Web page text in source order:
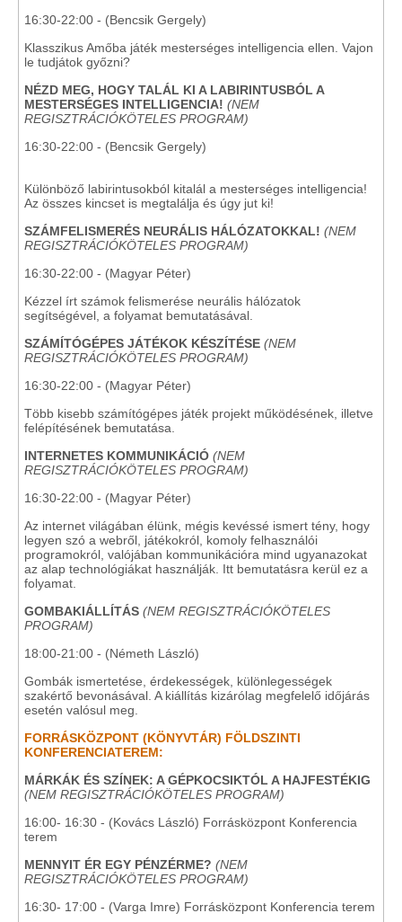
16:30-22:00 - (Bencsik Gergely)
Klasszikus Amőba játék mesterséges intelligencia ellen. Vajon
le tudjátok győzni?
NÉZD MEG, HOGY TALÁL KI A LABIRINTUSBÓL A
MESTERSÉGES INTELLIGENCIA! (NEM
REGISZTRÁCIÓKÖTELES PROGRAM)
16:30-22:00 - (Bencsik Gergely)
Különböző labirintusokból kitalál a mesterséges intelligencia!
Az összes kincset is megtalálja és úgy jut ki!
SZÁMFELISMERÉS NEURÁLIS HÁLÓZATOKKAL! (NEM
REGISZTRÁCIÓKÖTELES PROGRAM)
16:30-22:00 - (Magyar Péter)
Kézzel írt számok felismerése neurális hálózatok
segítségével, a folyamat bemutatásával.
SZÁMÍTÓGÉPES JÁTÉKOK KÉSZÍTÉSE (NEM
REGISZTRÁCIÓKÖTELES PROGRAM)
16:30-22:00 - (Magyar Péter)
Több kisebb számítógépes játék projekt működésének, illetve
felépítésének bemutatása.
INTERNETES KOMMUNIKÁCIÓ (NEM
REGISZTRÁCIÓKÖTELES PROGRAM)
16:30-22:00 - (Magyar Péter)
Az internet világában élünk, mégis kevéssé ismert tény, hogy
legyen szó a webről, játékokról, komoly felhasználói
programokról, valójában kommunikációra mind ugyanazokat
az alap technológiákat használják. Itt bemutatásra kerül ez a
folyamat.
GOMBAKIÁLLÍTÁS (NEM REGISZTRÁCIÓKÖTELES
PROGRAM)
18:00-21:00 - (Németh László)
Gombák ismertetése, érdekességek, különlegességek
szakértő bevonásával. A kiállítás kizárólag megfelelő időjárás
esetén valósul meg.
FORRÁSKÖZPONT (KÖNYVTÁR) FÖLDSZINTI
KONFERENCIATEREM:
MÁRKÁK ÉS SZÍNEK: A GÉPKOCSIKTÓL A HAJFESTÉKIG
(NEM REGISZTRÁCIÓKÖTELES PROGRAM)
16:00- 16:30 - (Kovács László) Forrásközpont Konferencia
terem
MENNYIT ÉR EGY PÉNZÉRME? (NEM
REGISZTRÁCIÓKÖTELES PROGRAM)
16:30- 17:00 - (Varga Imre) Forrásközpont Konferencia terem